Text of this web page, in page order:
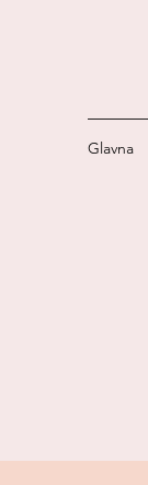
Glavna